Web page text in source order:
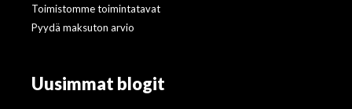
Toimistomme toimintatavat
Pyydä maksuton arvio
Uusimmat blogit